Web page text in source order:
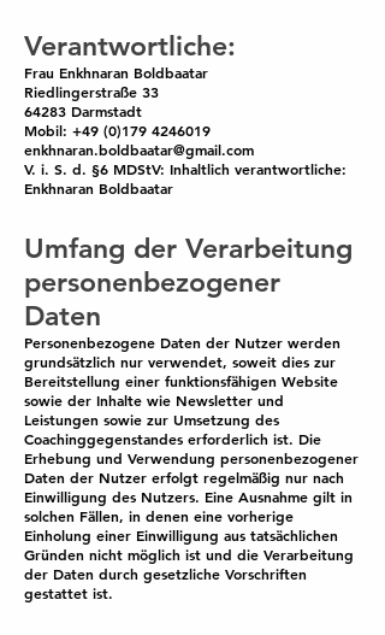
Verantwortliche:
Frau Enkhnaran Boldbaatar
Riedlingerstraße 33
64283 Darmstadt
Mobil: +49 (0)179 4246019
enkhnaran.boldbaatar@gmail.com
V. i. S. d. §6 MDStV: Inhaltlich verantwortliche:
Enkhnaran Boldbaatar
Umfang der Verarbeitung
personenbezogener
Daten
Personenbezogene Daten der Nutzer werden
grundsätzlich nur verwendet, soweit dies zur
Bereitstellung einer funktionsfähigen Website
sowie der Inhalte wie Newsletter und
Leistungen sowie zur Umsetzung des
Coachinggegenstandes erforderlich ist. Die
Erhebung und Verwendung personenbezogener
Daten der Nutzer erfolgt regelmäßig nur nach
Einwilligung des Nutzers. Eine Ausnahme gilt in
solchen Fällen, in denen eine vorherige
Einholung einer Einwilligung aus tatsächlichen
Gründen nicht möglich ist und die Verarbeitung
der Daten durch gesetzliche Vorschriften
gestattet ist.